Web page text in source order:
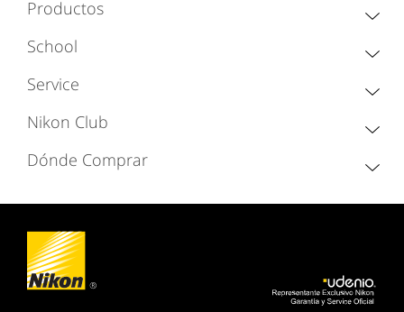
Productos
School
Service
Nikon Club
Dónde Comprar